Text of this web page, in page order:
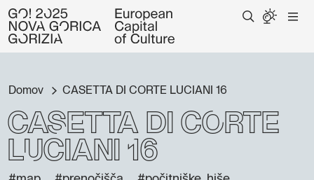
Domov CASETTA DI CORTE LUCIANI 16
CASETTA DI CORTE
LUCIANI 16